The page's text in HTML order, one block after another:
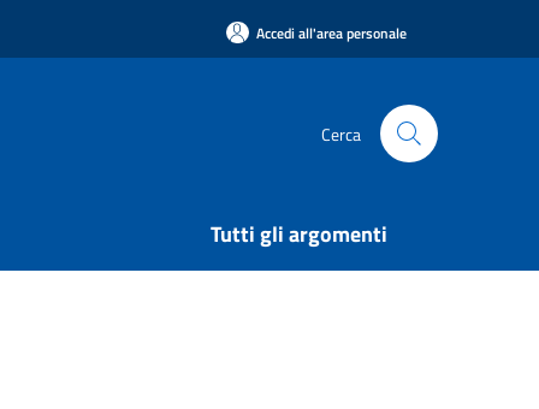
Accedi all'area personale
Cerca
Tutti gli argomenti